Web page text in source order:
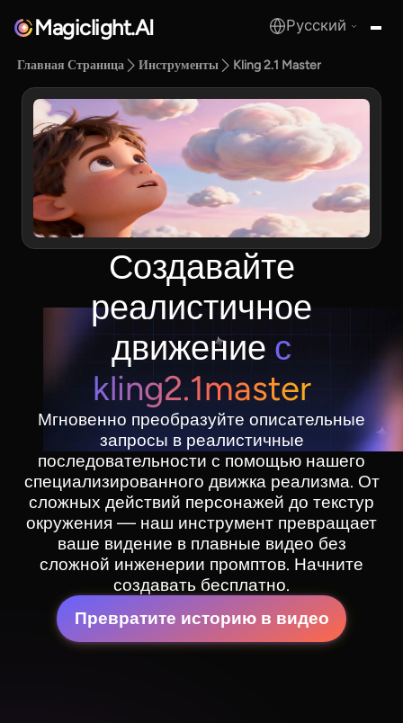
Magiclight.AI Русский
Главная Страница Инструменты Kling 2.1 Master
Создавайте
реалистичное
движение с
kling2.1master
Мгновенно преобразуйте описательные
запросы в реалистичные
последовательности с помощью нашего
специализированного движка реализма. От
сложных действий персонажей до текстур
окружения — наш инструмент превращает
ваше видение в плавные видео без
сложной инженерии промптов. Начните
создавать бесплатно.
Превратите историю в видео